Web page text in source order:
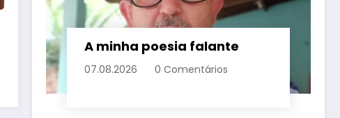
A minha poesia falante
07.08.2026 0 Comentários